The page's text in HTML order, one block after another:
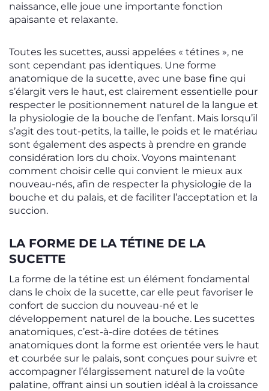
naissance, elle joue une importante fonction
apaisante et relaxante.
Toutes les sucettes, aussi appelées « tétines », ne
sont cependant pas identiques. Une forme
anatomique de la sucette, avec une base fine qui
s’élargit vers le haut, est clairement essentielle pour
respecter le positionnement naturel de la langue et
la physiologie de la bouche de l’enfant. Mais lorsqu’il
s’agit des tout-petits, la taille, le poids et le matériau
sont également des aspects à prendre en grande
considération lors du choix. Voyons maintenant
comment choisir celle qui convient le mieux aux
nouveau-nés, afin de respecter la physiologie de la
bouche et du palais, et de faciliter l’acceptation et la
succion.
LA FORME DE LA TÉTINE DE LA
SUCETTE
La forme de la tétine est un élément fondamental
dans le choix de la sucette, car elle peut favoriser le
confort de succion du nouveau-né et le
développement naturel de la bouche. Les sucettes
anatomiques, c’est-à-dire dotées de tétines
anatomiques dont la forme est orientée vers le haut
et courbée sur le palais, sont conçues pour suivre et
accompagner l’élargissement naturel de la voûte
palatine, offrant ainsi un soutien idéal à la croissance